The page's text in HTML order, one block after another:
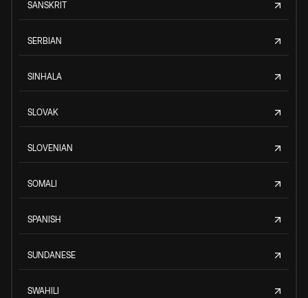
SANSKRIT
SERBIAN
SINHALA
SLOVAK
SLOVENIAN
SOMALI
SPANISH
SUNDANESE
SWAHILI